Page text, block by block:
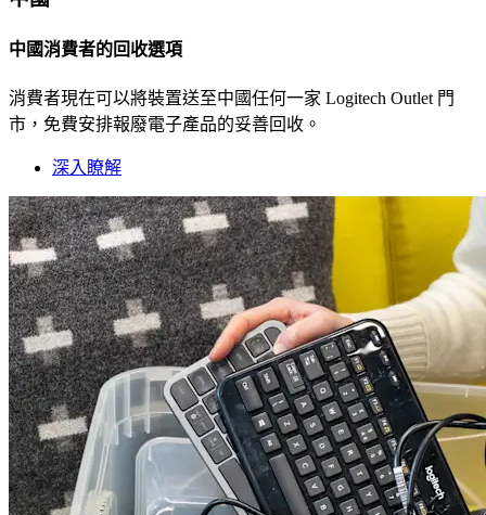
中國消費者的回收選項
消費者現在可以將裝置送至中國任何一家 Logitech Outlet 門
市，免費安排報廢電子產品的妥善回收。
深入瞭解